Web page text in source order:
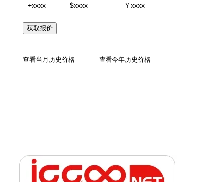
+xxxx
$xxxx ￥xxxx
获取报价
查看当月历史价格 查看今年历史价格